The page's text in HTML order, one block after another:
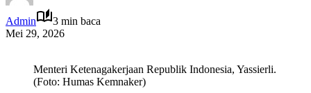
Admin
3 min baca
Mei 29, 2026
Menteri Ketenagakerjaan Republik Indonesia, Yassierli.
(Foto: Humas Kemnaker)